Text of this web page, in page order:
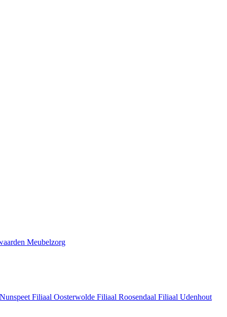
Meubelzorg
Filiaal Oosterwolde Filiaal Roosendaal Filiaal Udenhout